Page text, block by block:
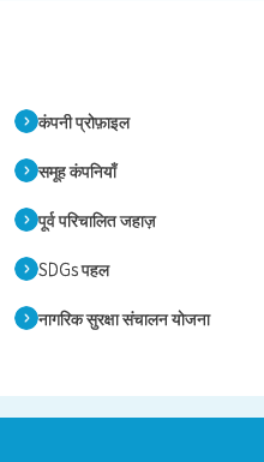
कंपनी प्रोफ़ाइल
समूह कंपनियाँ
पूर्व परिचालित जहाज़
SDGs पहल
नागरिक सुरक्षा संचालन योजना